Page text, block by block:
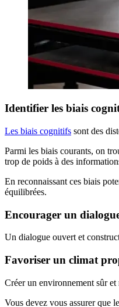
Identifier les biais
Les biais cognitifs sont des
Parmi les biais courants, on
trop de poids à des
En reconnaissant ces biais
équilibrées.
Encourager un
Un dialogue ouvert et
Favoriser un climat
Créer un environnement sûr
Vous devez vous assurer que